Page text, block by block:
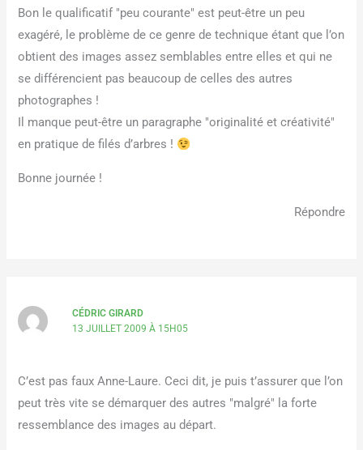
Bon le qualificatif "peu courante" est peut-être un peu
exagéré, le problème de ce genre de technique étant que l’on
obtient des images assez semblables entre elles et qui ne
se différencient pas beaucoup de celles des autres
photographes !
Il manque peut-être un paragraphe "originalité et créativité"
en pratique de filés d’arbres !
Bonne journée !
Répondre
CÉDRIC GIRARD
13 JUILLET 2009 À 15H05
C’est pas faux Anne-Laure. Ceci dit, je puis t’assurer que l’on
peut très vite se démarquer des autres "malgré" la forte
ressemblance des images au départ.